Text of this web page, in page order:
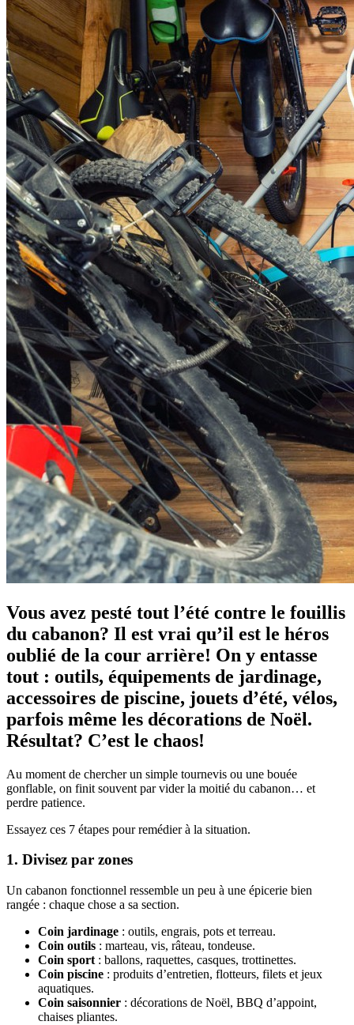
Vous avez pesté tout l’été contre le fouillis
du cabanon? Il est vrai qu’il est le héros
oublié de la cour arrière! On y entasse
tout : outils, équipements de jardinage,
accessoires de piscine, jouets d’été, vélos,
parfois même les décorations de Noël.
Résultat? C’est le chaos!
Au moment de chercher un simple tournevis ou une bouée
gonflable, on finit souvent par vider la moitié du cabanon… et
perdre patience.
Essayez ces 7 étapes pour remédier à la situation.
1. Divisez par zones
Un cabanon fonctionnel ressemble un peu à une épicerie bien
rangée : chaque chose a sa section.
Coin jardinage : outils, engrais, pots et terreau.
Coin outils : marteau, vis, râteau, tondeuse.
Coin sport : ballons, raquettes, casques, trottinettes.
Coin piscine : produits d’entretien, flotteurs, filets et jeux
aquatiques.
Coin saisonnier : décorations de Noël, BBQ d’appoint,
chaises pliantes.